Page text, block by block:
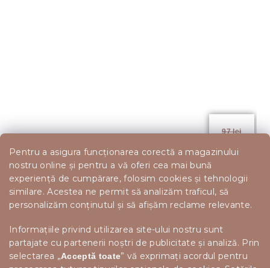
Pentru a asigura funcționarea corectă a magazinului
nostru online și pentru a vă oferi cea mai bună
experiență de cumpărare, folosim cookies și tehnologii
similare. Acestea ne permit să analizăm traficul, să
personalizăm conținutul și să afișăm reclame relevante.
Informațiile privind utilizarea site-ului nostru sunt
partajate cu partenerii noștri de publicitate și analiză. Prin
selectarea „Acceptă toate” vă exprimați acordul pentru
97 lei
SFESNIC DIN STICLA ROZ UNIQUE
In stoc
75 lei Adaugă în Coş